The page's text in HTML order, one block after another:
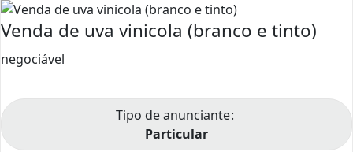
Venda de uva vinicola (branco e tinto)
negociável
Tipo de anunciante
Particular